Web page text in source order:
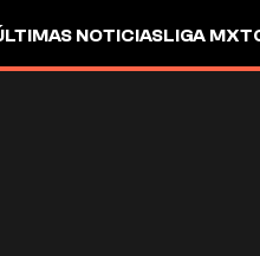
NOTICIASLIGA MX